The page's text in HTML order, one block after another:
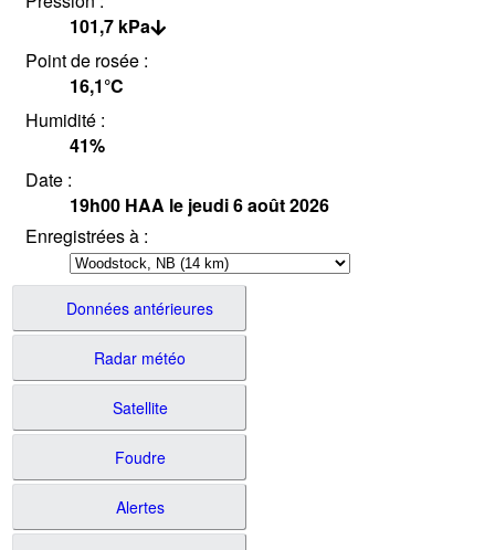
101,7 kPa
Point de rosée :
16,1°C
Humidité :
41%
Date :
19h00 HAA le jeudi 6 août 2026
Enregistrées à :
Données antérieures
Radar météo
Satellite
Foudre
Alertes